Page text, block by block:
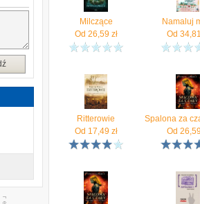
Milczące
Od 26,59 zł
Namaluj
Od 34,81
Ritterowie
Od 17,49 zł
Od 26,59